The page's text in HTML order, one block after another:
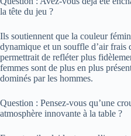
la tête du jeu ?
Ils soutiennent que la couleur
dynamique et un souffle d’air frais
permettrait de refléter plus
femmes sont de plus en plus
dominés par les hommes.
Question : Pensez-vous qu’une
atmosphère innovante à la table ?